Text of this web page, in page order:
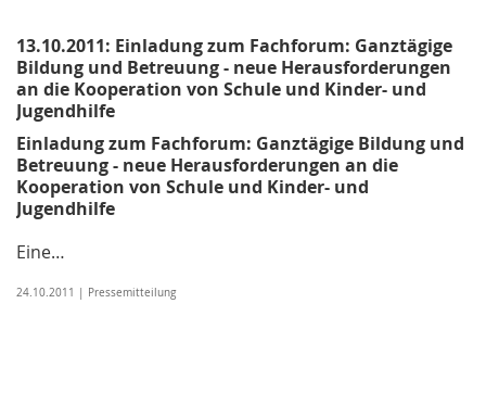
13.10.2011: Einladung zum Fachforum: Ganztägige
Bildung und Betreuung - neue Herausforderungen
an die Kooperation von Schule und Kinder- und
Jugendhilfe
Einladung zum Fachforum: Ganztägige Bildung und
Betreuung - neue Herausforderungen an die
Kooperation von Schule und Kinder- und
Jugendhilfe
Eine…
24.10.2011 | Pressemitteilung